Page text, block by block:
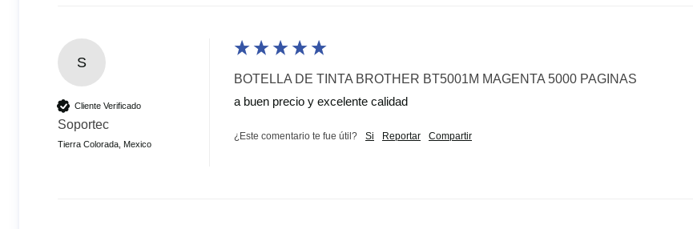
S
Cliente Verificado
Soportec
Tierra Colorada, Mexico
BOTELLA DE TINTA BROTHER BT5001M MAGENTA 5000 PAGINAS
a buen precio y excelente calidad
¿Este comentario te fue útil? Si Reportar Compartir